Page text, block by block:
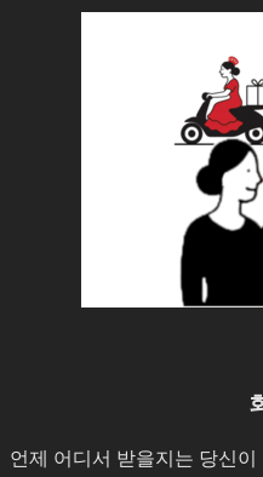
언제 어디서 받을지는 당신